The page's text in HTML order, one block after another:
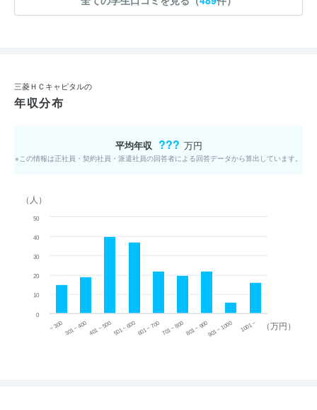
三菱ＨＣキャピタルの
年収分布
平均年収 ??? 万円
※この情報は正社員・契約社員・派遣社員の回答者による回答データから算出しています。
（万円）
（人）
~ 300 301 ~ 400 401 ~ 500501 ~ 600601 ~ 700701 ~ 800801 ~ 900901 ~ 1000 1001 ~
0
10
20
30
40
50